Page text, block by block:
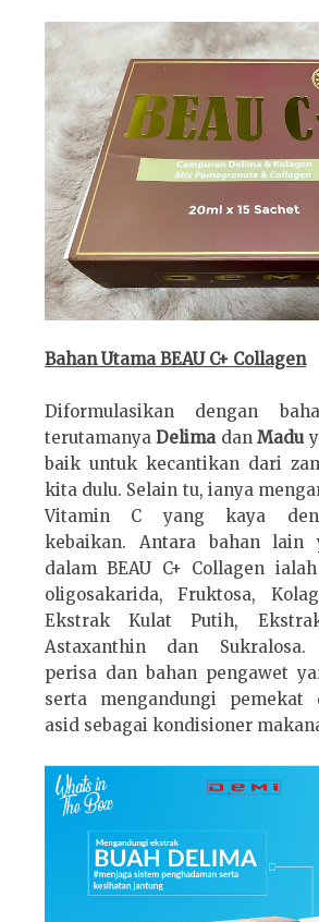
Bahan Utama BEAU C+ Collagen
Diformulasikan dengan
terutamanyaDelimadanMadu
baik untuk kecantikan dari
kita dulu. Selain tu, ianya
Vitamin C yang kaya
kebaikan. Antara bahan lain
dalam BEAU C+ Collagen
oligosakarida, Fruktosa,
Ekstrak Kulat Putih,
Astaxanthin dan Sukralosa.
perisa dan bahan pengawet
serta mengandungi pemekat
asid sebagai kondisioner